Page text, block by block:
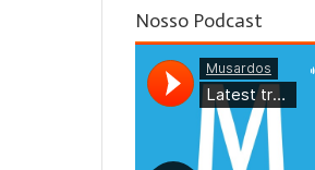
Nosso Podcast